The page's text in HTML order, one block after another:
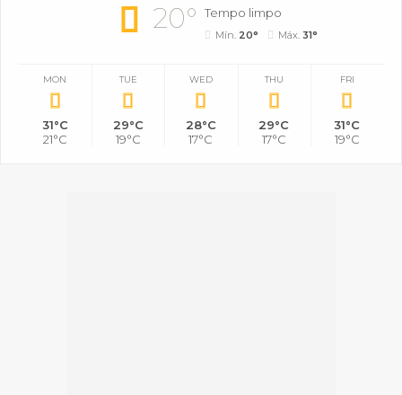
20° Tempo limpo
Mín. 20° Máx. 31°
MON
31°C
21°C
TUE
29°C
19°C
WED
28°C
17°C
THU
29°C
17°C
FRI
31°C
19°C